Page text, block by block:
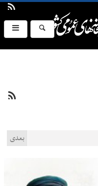
بعدی